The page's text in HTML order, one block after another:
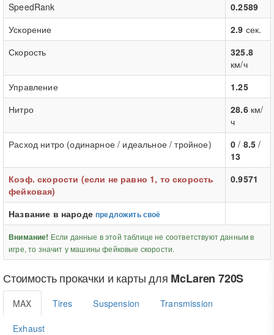
SpeedRank
0.2589
Ускорение
2.9 сек.
Скорость
325.8
км/ч
Управление
1.25
Нитро
28.6км/
ч
Расход нитро (одинарное / идеальное / тройное)
0 / 8.5 /
13
Коэф. скорости (если не равно 1, то скорость
фейковая)
0.9571
Название в народепредложить своё
Внимание! Если данные в этой таблице не соответствуют данным в
игре, то значит у машины фейковые скорости.
Стоимость прокачки и карты для McLaren 720S
MAX Tires Suspension Transmission
Exhaust